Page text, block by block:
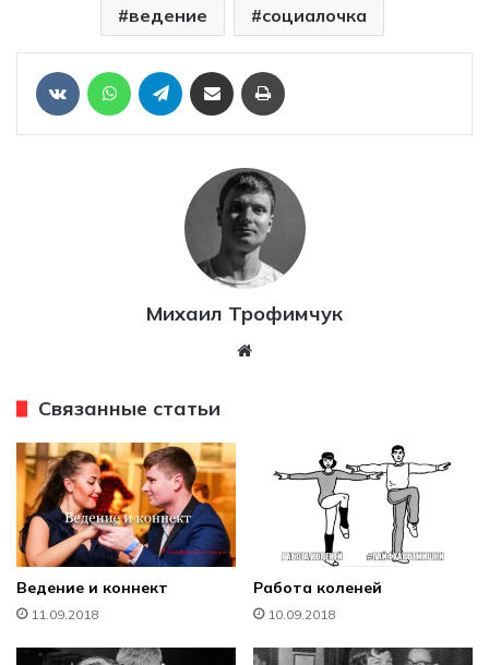
ведение социалочка
VKontakte WhatsApp Telegram
Михаил Трофимчук
Связанные статьи
Ведение и коннект
11.09.2018
Работа коленей
10.09.2018